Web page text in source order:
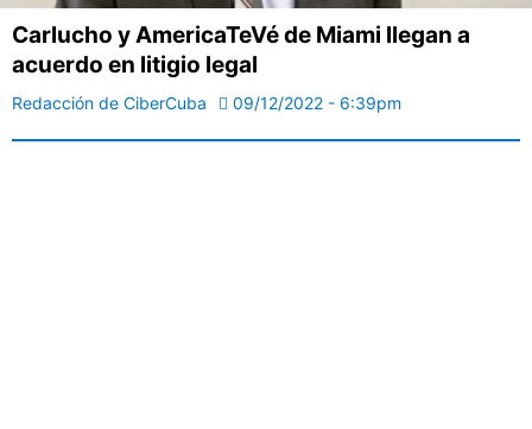
Carlucho y AmericaTeVé de Miami llegan a
acuerdo en litigio legal
Redacción de CiberCuba 09/12/2022 - 6:39pm